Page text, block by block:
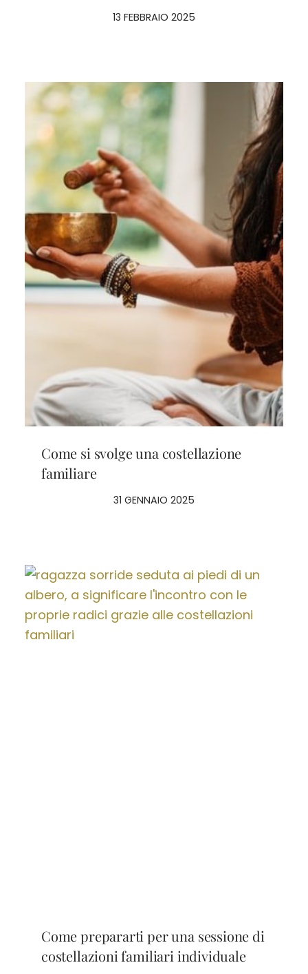
13 FEBBRAIO 2025
Come si svolge una costellazione
familiare
31 GENNAIO 2025
Come prepararti per una sessione di
costellazioni familiari individuale